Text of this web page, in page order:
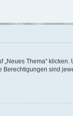
Thema“
sind